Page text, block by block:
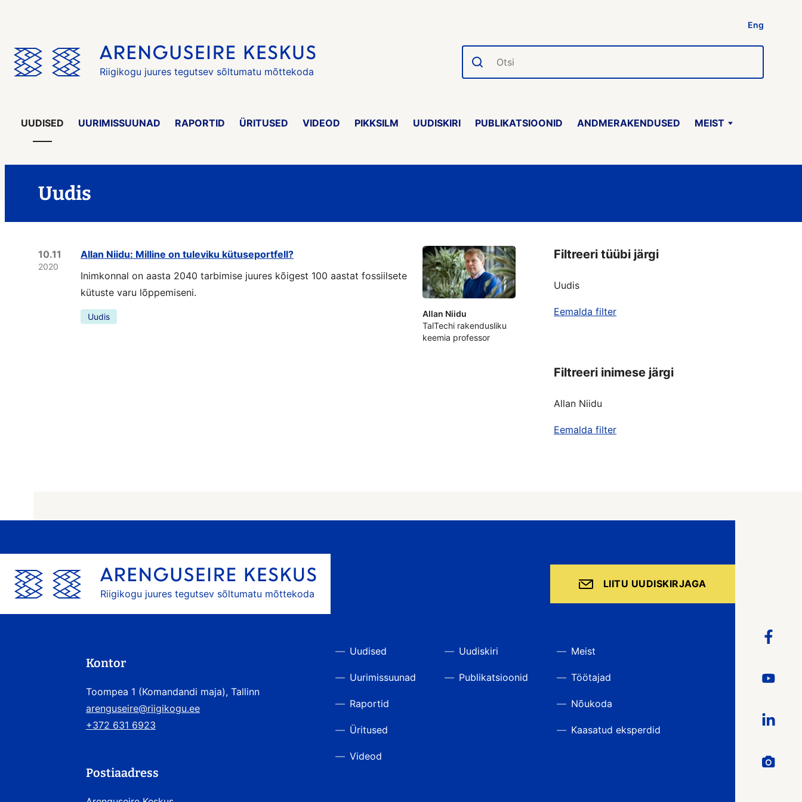
Eng
Riigikogu juures tegutsev sõltumatu mõttekoda
Otsi
UUDISED UURIMISSUUNAD RAPORTID ÜRITUSED VIDEOD PIKKSILM UUDISKIRI PUBLIKATSIOONID ANDMERAKENDUSED MEIST
Uudis
10.11
2020
Allan Niidu: Milline on tuleviku kütuseportfell?
Inimkonnal on aasta 2040 tarbimise juures kõigest 100 aastat fossiilsete
kütuste varu lõppemiseni.
Uudis
Allan Niidu
TalTechi rakendusliku
keemia professor
Filtreeri tüübi järgi
Uudis
Eemalda filter
Filtreeri inimese järgi
Allan Niidu
Eemalda filter
Riigikogu juures tegutsev sõltumatu mõttekoda
LIITU UUDISKIRJAGA
Kontor
Toompea 1 (Komandandi maja), Tallinn
arenguseire@riigikogu.ee
+372 631 6923
Postiaadress
Uudised
Uurimissuunad
Raportid
Üritused
Videod
Uudiskiri
Publikatsioonid
Meist
Töötajad
Nõukoda
Kaasatud eksperdid